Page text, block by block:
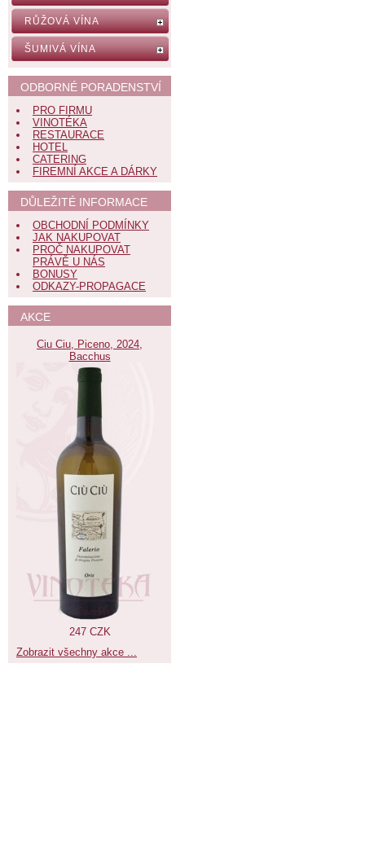
RŮŽOVÁ VÍNA
ŠUMIVÁ VÍNA
ODBORNÉ PORADENSTVÍ
PRO FIRMU
VINOTÉKA
RESTAURACE
HOTEL
CATERING
FIREMNÍ AKCE A DÁRKY
DŮLEŽITÉ INFORMACE
OBCHODNÍ PODMÍNKY
JAK NAKUPOVAT
PROČ NAKUPOVAT
PRÁVĚ U NÁS
BONUSY
ODKAZY-PROPAGACE
AKCE
Ciu Ciu, Piceno, 2024,
Bacchus
247 CZK
Zobrazit všechny akce ...